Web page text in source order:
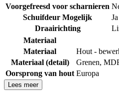
Voorgefreesd voor scharnieren
Schuifdeur Mogelijk
Ja
Draairichting
Materiaal
Materiaal
Hout -
Materiaal (detail)
Grenen,
Oorsprong van hout Europa
Lees meer